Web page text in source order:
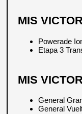
MIS
Powerade
Etapa 3
MIS
General
General